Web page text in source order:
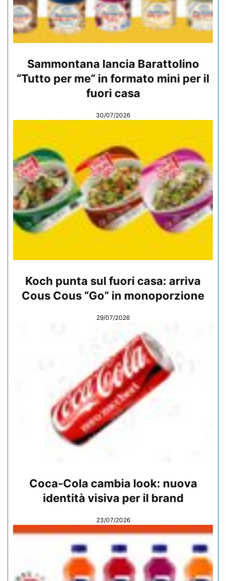
Sammontana lancia Barattolino
“Tutto per me” in formato mini per il
fuori casa
30/07/2026
Koch punta sul fuori casa: arriva
Cous Cous “Go” in monoporzione
29/07/2026
Coca-Cola cambia look: nuova
identità visiva per il brand
23/07/2026